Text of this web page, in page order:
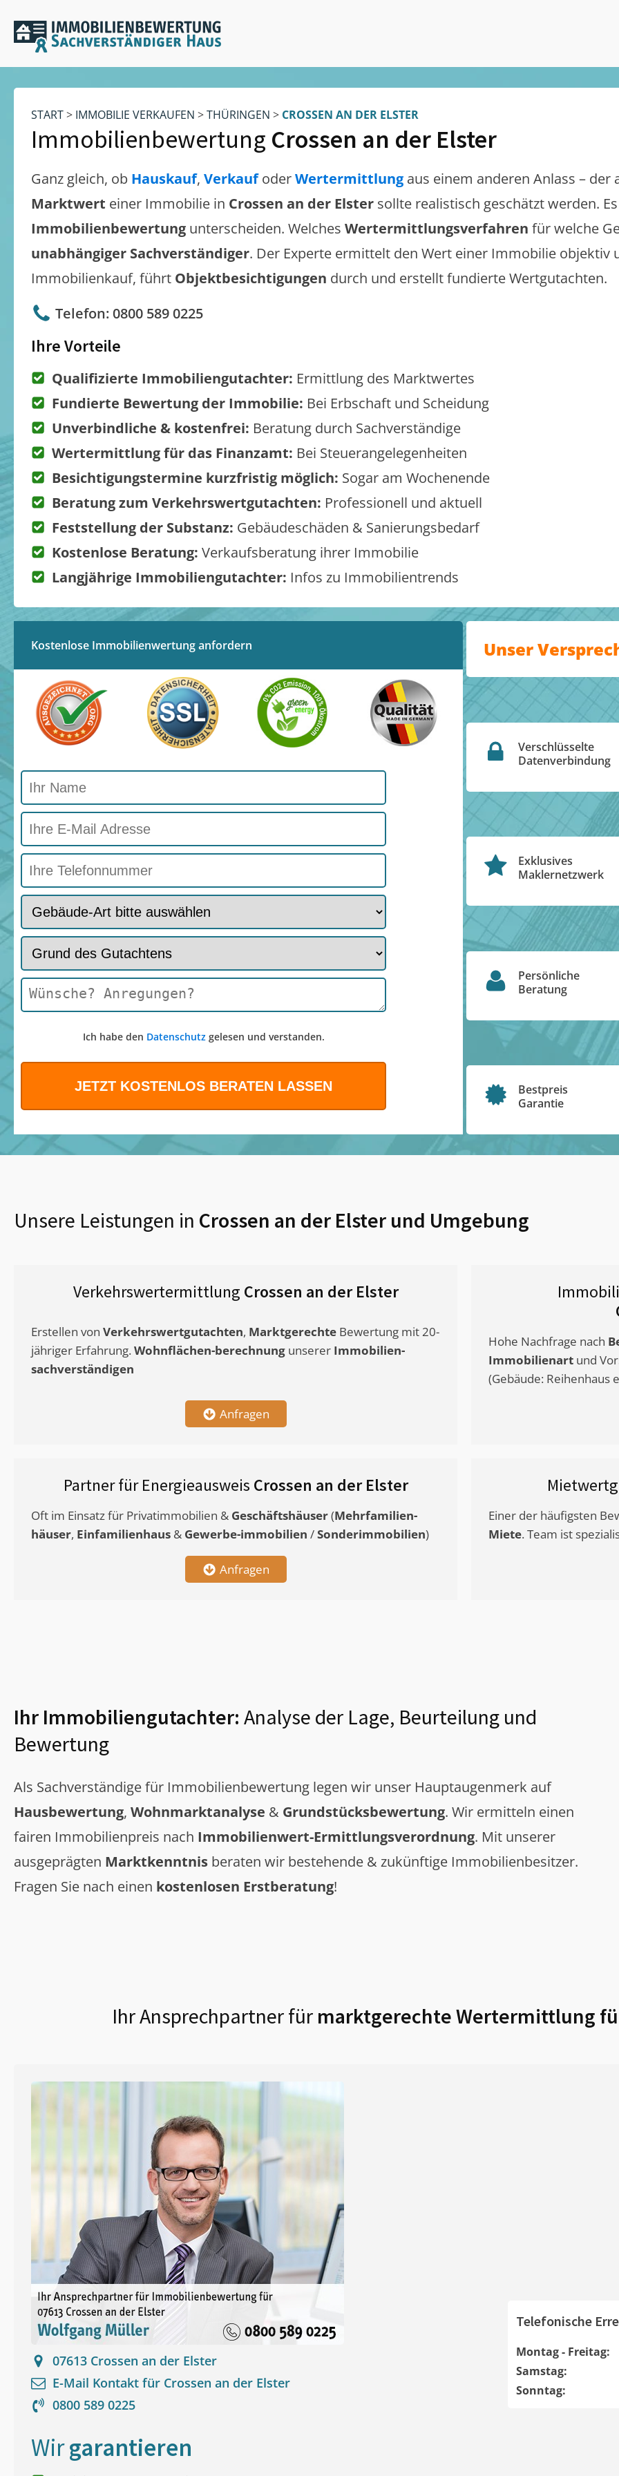
START> IMMOBILIE VERKAUFEN >THÜRINGEN > CROSSEN AN DER ELSTER
Immobilienbewertung Crossen an der Elster
Ganz gleich, ob Hauskauf, VerkaufoderWertermittlung aus einem anderen Anlass – der
Marktwert einer Immobilie in Crossen an der Elster sollte realistisch geschätzt werden.
Immobilienbewertung unterscheiden. Welches Wertermittlungsverfahren für welche
unabhängiger Sachverständiger. Der Experte ermittelt den Wert einer Immobilie objektiv
Immobilienkauf, führt Objektbesichtigungen durch und erstellt fundierte Wertgutachten.
Telefon: 0800 589 0225
Ihre Vorteile
Qualifizierte Immobiliengutachter: Ermittlung des Marktwertes
Fundierte Bewertung der Immobilie: Bei Erbschaft und Scheidung
Unverbindliche & kostenfrei: Beratung durch Sachverständige
Wertermittlung für das Finanzamt: Bei Steuerangelegenheiten
Besichtigungstermine kurzfristig möglich: Sogar am Wochenende
Beratung zum Verkehrswertgutachten: Professionell und aktuell
Feststellung der Substanz: Gebäudeschäden & Sanierungsbedarf
Kostenlose Beratung: Verkaufsberatung ihrer Immobilie
Langjährige Immobiliengutachter: Infos zu Immobilientrends
Kostenlose Immobilienwertung anfordern
Ich habe den Datenschutzgelesen und verstanden.
Unser
Verschlüsselte
Datenverbindung
Exklusives
Maklernetzwerk
Persönliche
Beratung
Bestpreis
Garantie
Unsere Leistungen in Crossen an der Elster und Umgebung
Verkehrswertermittlung Crossen an der Elster
Erstellen von Verkehrswertgutachten, Marktgerechte Bewertung mit 20-
jähriger Erfahrung. Wohnflächen-berechnung unserer Immobilien-
sachverständigen
Anfragen
Hohe Nachfrage nach
Immobilienart und
(Gebäude: Reihenhaus
Partner für Energieausweis Crossen an der Elster
Oft im Einsatz für Privatimmobilien & Geschäftshäuser(Mehrfamilien-
häuser, Einfamilienhaus & Gewerbe-immobilien /Sonderimmobilien)
Anfragen
Einer der häufigsten
Miete. Team ist
Ihr Immobiliengutachter: Analyse der Lage, Beurteilung und
Bewertung
Als Sachverständige für Immobilienbewertung legen wir unser Hauptaugenmerk auf
Hausbewertung, Wohnmarktanalyse & Grundstücksbewertung. Wir ermitteln einen
fairen Immobilienpreis nach Immobilienwert-Ermittlungsverordnung. Mit unserer
ausgeprägten Marktkenntnis beraten wir bestehende & zukünftige Immobilienbesitzer.
Fragen Sie nach einen kostenlosen Erstberatung!
Ihr Ansprechpartner fürmarktgerechte Wertermittlung
07613 Crossen an der Elster
E-Mail Kontakt für Crossen an der Elster
0800 589 0225
Telefonische
Montag - Freitag:
Samstag:
Sonntag:
Wirgarantieren